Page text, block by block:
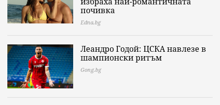
почивка
Edna.bg
Леандро Годой: ЦСКА навлезе в
шампионски ритъм
Gong.bg